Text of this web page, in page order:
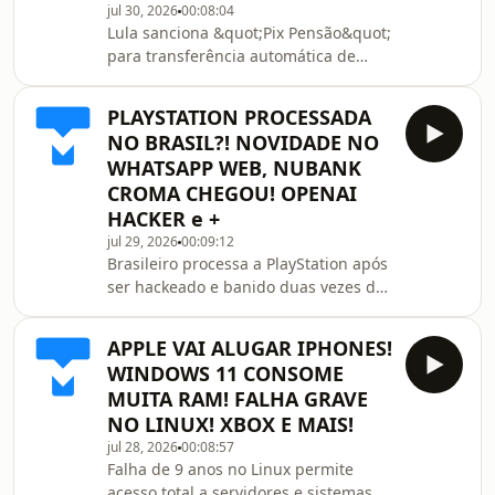
teste e invade sistema de 3 empresas.
Samsung confirma lançamento do
Galaxy S26 FE e Tab S12 para 2026.
Meta tem prejuízo de US$ 4,
jul 30, 202600:08:04
Lula sanciona &quot;Pix Pensão&quot;
para transferência automática de
usando um fuzil. Empresa de Musk
quer barrar lei nos EUA contra apps
de tirar roupas com IA. Atualização
estaria drenando bateria do Galaxy
S25 Ultra e S24 Ultra. Fim dos 15
meses grátis? Google AI Pro lança
nova promoção para estudantes e
Apple sob nova gerencia! 📱 A
PLAYSTATION PROCESSADA
NO BRASIL?! NOVIDADE NO
WHATSAPP WEB, NUBANK
CROMA CHEGOU! OPENAI
HACKER e +
jul 29, 202600:09:12
Brasileiro processa a PlayStation após
ser hackeado e banido duas vezes da
revela que modelo &#39;hacker&#39;
invadiu mais plataformas em ataque.
WhatsApp Web finalmente ganha
chamadas de voz e vídeo. Meta recua
e óculos inteligentes não terão limite
de uso mensal em função. Jeff Bezos
APPLE VAI ALUGAR IPHONES!
WINDOWS 11 CONSOME
MUITA RAM! FALHA GRAVE
NO LINUX! XBOX E MAIS!
jul 28, 202600:08:57
Falha de 9 anos no Linux permite